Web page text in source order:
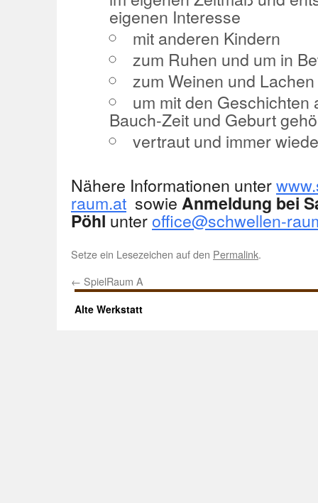
eigenen Interesse
mit anderen Kindern
zum Ruhen und um in
zum Weinen und Lachen
um mit den Geschichten
Bauch-Zeit und Geburt
vertraut und immer
Nähere Informationen unter
raum.at sowie Anmeldung bei
Pöhlunter office@schwellen-
Setze ein Lesezeichen auf den Permalink.
← SpielRaum A
Alte Werkstatt